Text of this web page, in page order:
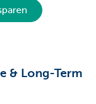
& Long-Term